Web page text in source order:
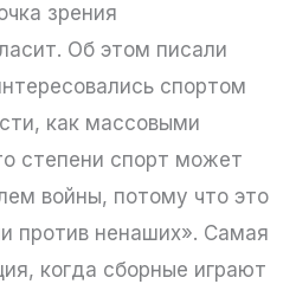
зрения
Об этом писали
спортом
как массовыми
степени спорт может
войны, потому что это
против ненаших». Самая
когда сборные играют